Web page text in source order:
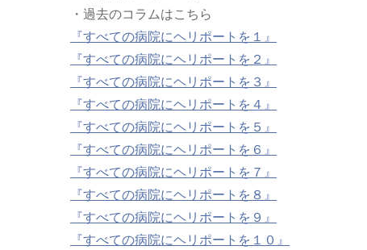
・過去のコラムはこちら
『すべての病院にヘリポートを１』
『すべての病院にヘリポートを２』
『すべての病院にヘリポートを３』
『すべての病院にヘリポートを４』
『すべての病院にヘリポートを５』
『すべての病院にヘリポートを６』
『すべての病院にヘリポートを７』
『すべての病院にヘリポートを８』
『すべての病院にヘリポートを９』
『すべての病院にヘリポートを１０』